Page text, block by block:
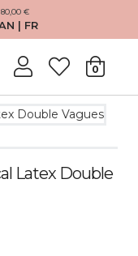
€
| FR
0
Latex Double